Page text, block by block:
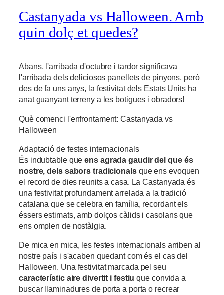
Castanyada vs Halloween. Amb
quin dolç et quedes?
Abans, l'arribada d'octubre i tardor significava
l'arribada dels deliciosos panellets de pinyons, però
des de fa uns anys, la festivitat dels Estats Units ha
anat guanyant terreny a les botigues i obradors!
Què comenci l'enfrontament: Castanyada vs
Halloween
Adaptació de festes internacionals
És indubtable queens agrada gaudir del que és
nostre, dels sabors tradicionalsque ens evoquen
el record de dies reunits a casa. La Castanyada és
una festivitat profundament arrelada a la tradició
catalana que se celebra en família, recordant els
éssers estimats, amb dolços càlids i casolans que
ens omplen de nostàlgia.
De mica en mica, les festes internacionals arriben al
nostre país i s'acaben quedant com és el cas del
Halloween. Una festivitat marcada pel seu
característic aire divertit i festiu que convida a
buscar llaminadures de porta a porta o recrear